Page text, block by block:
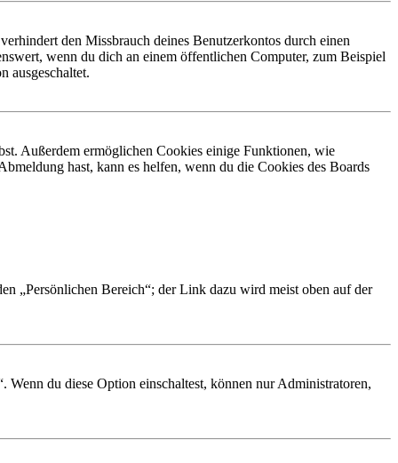
den Missbrauch deines Benutzerkontos durch einen
wenn du dich an einem öffentlichen Computer, zum Beispiel
ausgeschaltet.
Außerdem ermöglichen Cookies einige Funktionen, wie
hast, kann es helfen, wenn du die Cookies des Boards
„Persönlichen Bereich“; der Link dazu wird meist oben auf der
du diese Option einschaltest, können nur Administratoren,